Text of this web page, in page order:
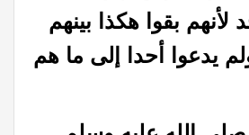
لأنهم بقوا هكذا بينهم
يدعوا أحدا إلى ما هم